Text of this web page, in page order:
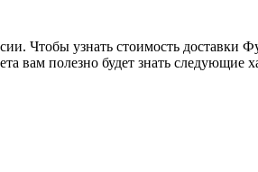
Чтобы узнать стоимость доставки
вам полезно будет знать следующие